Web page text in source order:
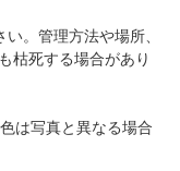
。管理方法や場所、
枯死する場合があり
は写真と異なる場合